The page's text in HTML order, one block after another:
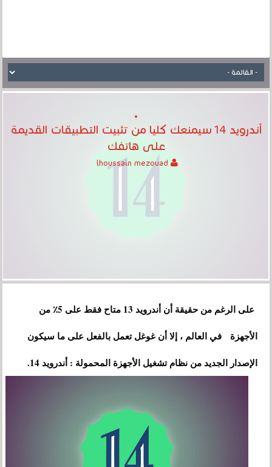
أندرويد 14 سيمنعك كليا من تثبيت التطبيقات القديمة
على هاتفك
على الرغم من حقيقة أن أندرويد 13 متاح فقط على 5٪ من
الأجهزة في العالم ، إلا أن غوغل تعمل بالفعل على ما سيكون
الإصدار الجديد من نظام تشغيل الأجهزة المحمولة : أندرويد 14.